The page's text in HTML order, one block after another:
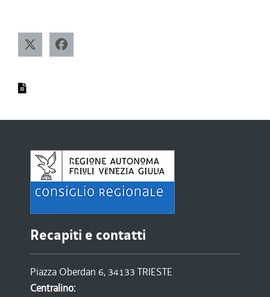
Recapiti e contatti
Piazza Oberdan 6, 34133 TRIESTE
Centralino: